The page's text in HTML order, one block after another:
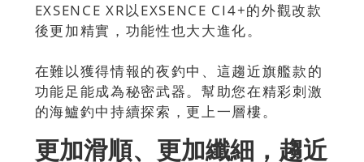
EXSENCE XR以EXSENCE CI4+的外觀改款
後更加精實，功能性也大大進化。
在難以獲得情報的夜釣中、這趨近旗艦款的
功能足能成為秘密武器。幫助您在精彩刺激
的海鱸釣中持續探索，更上一層樓。
更加滑順、更加纖細，趨近